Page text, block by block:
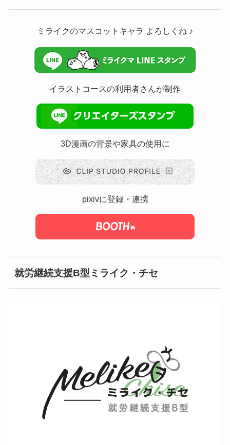
ミライクのマスコットキャラ よろしくね ♪
イラストコースの利用者さんが制作
3D漫画の背景や家具の使用に
pixivに登録・連携
就労継続支援B型ミライク・チセ